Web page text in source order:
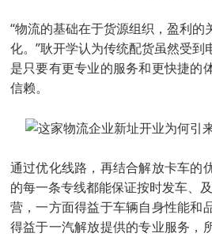
“物流的基础在于货源组织，盈利的
化。”耿开学认为传统配货虽然受到
是只要有更专业的服务和更快捷的
信赖。
通过优化线路，再结合解放卡车的
的每一条专线都能保证按时发车、
营，一方面得益于车辆自身性能和
得益于一汽解放提供的专业服务，